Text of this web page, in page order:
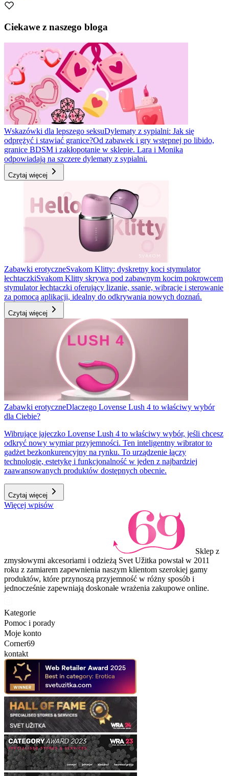
Ciekawe z naszego bloga
Wskazówki dla lepszego seksuDylematy z sypialni: Jak się
odprężyć i stawiać granice?Od zabawek i gry wstępnej po libido,
granice BDSM i zakłopotanie w sklepie. Lara i Monika
odpowiadają na szczere dylematy z sypialni.
Czytaj więcej
Zabawki erotyczneSvakom Klitty: dyskretny koci stymulator
łechtaczkiSvakom Klitty skrywa pod zabawnym kocim pokrowcem
stymulator łechtaczki oferujący lizanie, ssanie, wibracje i sterowanie
za pomocą aplikacji, idealny do odkrywania nowych doznań.
Czytaj więcej
Zabawki erotyczneDlaczego Lovense Lush 4 to właściwy wybór
dla Ciebie?
Wibrujące jajeczko Lovense Lush 4 to właściwy wybór, jeśli chcesz
odkryć nowy wymiar przyjemności. Ten inteligentny wibrator to
gadżet bezkonkurencyjny na rynku. To urządzenie łączy
technologię, estetykę i funkcjonalność w jeden z najbardziej
zaawansowanych produktów dostępnych obecnie.
Czytaj więcej
Więcej wpisów
Sklep z
zmysłowymi akcesoriami i odzieżą Svet Užitka powstał w 2011
roku z zamiarem zapewnienia naszym klientom szerokiej gamy
produktów, które przynoszą przyjemność w różny sposób i
jednocześnie zapewniają doskonałe wrażenia zakupowe online.
Kategorie
Pomoc i porady
Moje konto
Corner69
kontakt